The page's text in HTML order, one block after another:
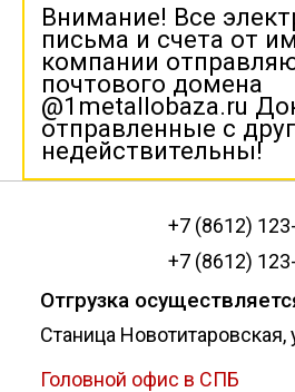
Внимание! Все
письма и счета от
компании
почтового домена
@1metallobaza.ru
отправленные с
недействительны!
+7 (8612)
+7 (8612)
Отгрузка
Станица
Головной офис в СПБ